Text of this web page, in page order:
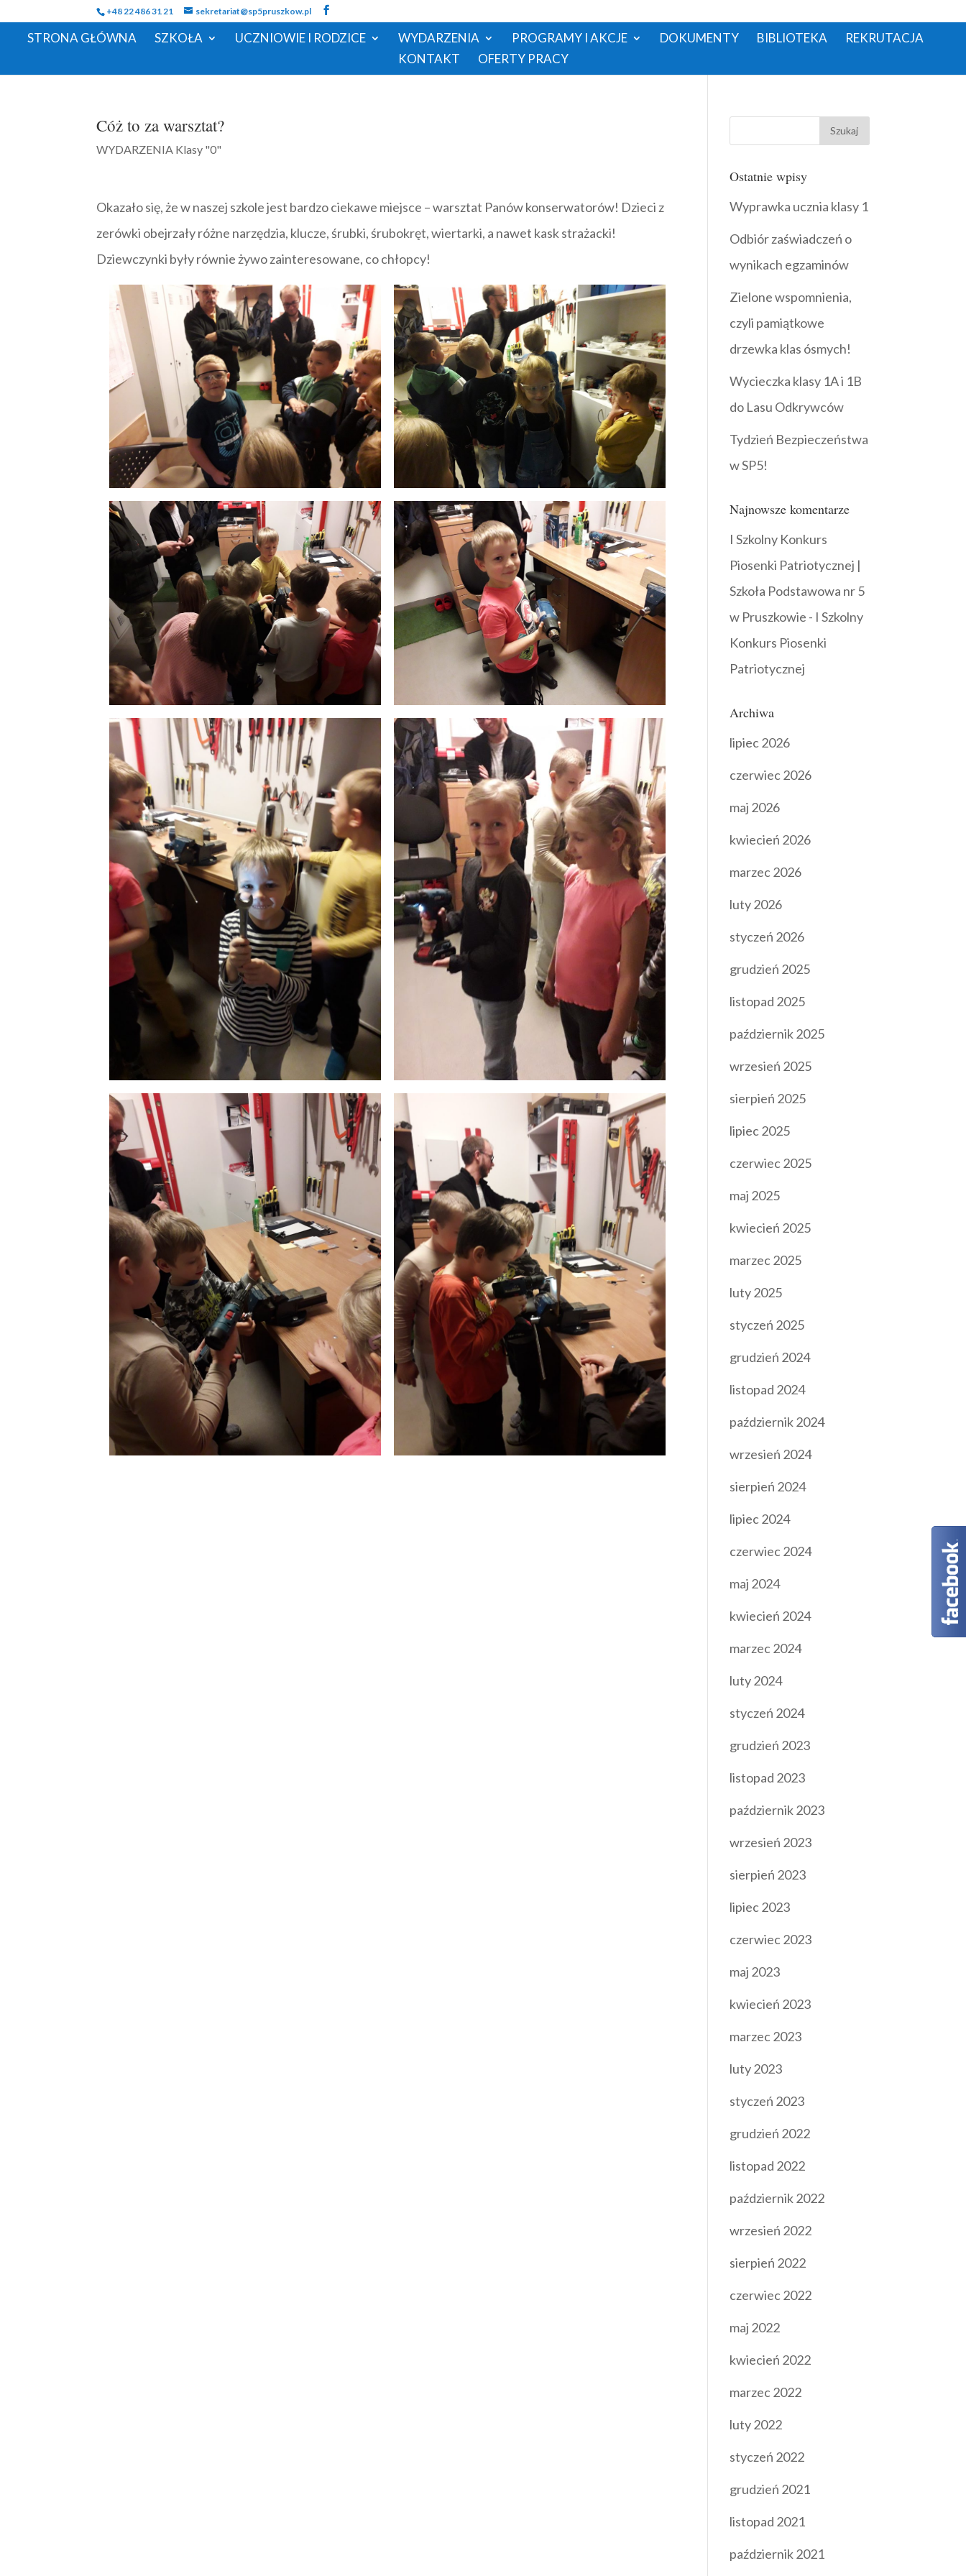
+48 22 486 31 21 sekretariat@sp5pruszkow.pl
STRONA GŁÓWNA SZKOŁA UCZNIOWIE I RODZICE WYDARZENIA PROGRAMY I AKCJE DOKUMENTY BIBLIOTEKA
REKRUTACJA
KONTAKT
OFERTY PRACY
Cóż to za warsztat?
WYDARZENIA Klasy "0"
Okazało się, że w naszej szkole jest bardzo ciekawe miejsce – warsztat Panów konserwatorów! Dzieci z
zerówki obejrzały różne narzędzia, klucze, śrubki, śrubokręt, wiertarki, a nawet kask strażacki!
Dziewczynki były równie żywo zainteresowane, co chłopcy!
Ostatnie wpisy
Wyprawka ucznia klasy 1
Odbiór zaświadczeń o
wynikach egzaminów
Zielone wspomnienia,
czyli pamiątkowe
drzewka klas ósmych!
Wycieczka klasy 1A i 1B
do Lasu Odkrywców
Tydzień Bezpieczeństwa
w SP5!
Najnowsze komentarze
I Szkolny Konkurs
Piosenki Patriotycznej |
Szkoła Podstawowa nr 5
w Pruszkowie - I Szkolny
Konkurs Piosenki
Patriotycznej
Archiwa
lipiec 2026
czerwiec 2026
maj 2026
kwiecień 2026
marzec 2026
luty 2026
styczeń 2026
grudzień 2025
listopad 2025
październik 2025
wrzesień 2025
sierpień 2025
lipiec 2025
czerwiec 2025
maj 2025
kwiecień 2025
marzec 2025
luty 2025
styczeń 2025
grudzień 2024
listopad 2024
październik 2024
wrzesień 2024
sierpień 2024
lipiec 2024
czerwiec 2024
maj 2024
kwiecień 2024
marzec 2024
luty 2024
styczeń 2024
grudzień 2023
listopad 2023
październik 2023
wrzesień 2023
sierpień 2023
lipiec 2023
czerwiec 2023
maj 2023
kwiecień 2023
marzec 2023
luty 2023
styczeń 2023
grudzień 2022
listopad 2022
październik 2022
wrzesień 2022
sierpień 2022
czerwiec 2022
maj 2022
kwiecień 2022
marzec 2022
luty 2022
styczeń 2022
grudzień 2021
listopad 2021
październik 2021